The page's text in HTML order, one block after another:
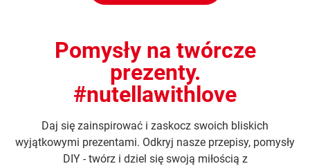
Pomysły na twórcze
prezenty.
#nutellawithlove
Daj się zainspirować i zaskocz swoich bliskich
wyjątkowymi prezentami. Odkryj nasze przepisy, pomysły
DIY - twórz i dziel się swoją miłością z